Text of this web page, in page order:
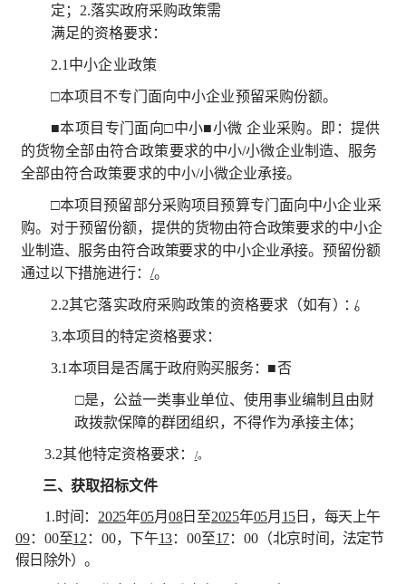
定； 2.落实政府采购政策需
满足的资格要求：
2.1 中小企业政策
□本项目不专门面向中小企业预留采购份额。
■本项目专门面向□中小■小微 企业采购。即：提供
的货物全部由符合政策要求的中小/小微企业制造、服务
全部由符合政策要求的中小/小微企业承接。
□本项目预留部分采购项目预算专门面向中小企业采
购。对于预留份额，提供的货物由符合政策要求的中小企
业制造、服务由符合政策要求的中小企业承接。预留份额
通过以下措施进行： /。
2.2其它落实政府采购政策的资格要求（如有）： 。
3.本项目的特定资格要求：
3.1本项目是否属于政府购买服务： ■否
□是，公益一类事业单位、使用事业编制且由财
政拨款保障的群团组织，不得作为承接主体；
3.2其他特定资格要求： /。
三、获取招标文件
1.时间： 2025年05月 08日至2025年05月 15 日 ，每天上午
09： 00至12 ： 00，下午13：00至17：00 （北京时间，法定节
假日除外）。